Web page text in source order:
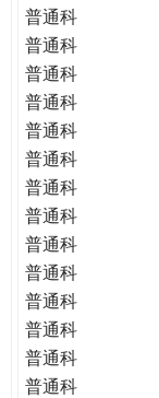
民。
WAGOR
TODAY
THE
WORLD
TOMORROW
PUTTING
YOU
普通科
普通科
普通科
普通科
普通科
普通科
普通科
普通科
普通科
普通科
普通科
普通科
普通科
普通科